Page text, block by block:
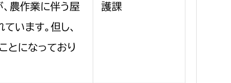
農作業に伴う屋
います。但し、
とになっており
護課